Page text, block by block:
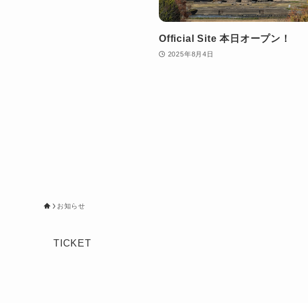
Official Site 本日オープン！
2025年8月4日
お知らせ
TICKET